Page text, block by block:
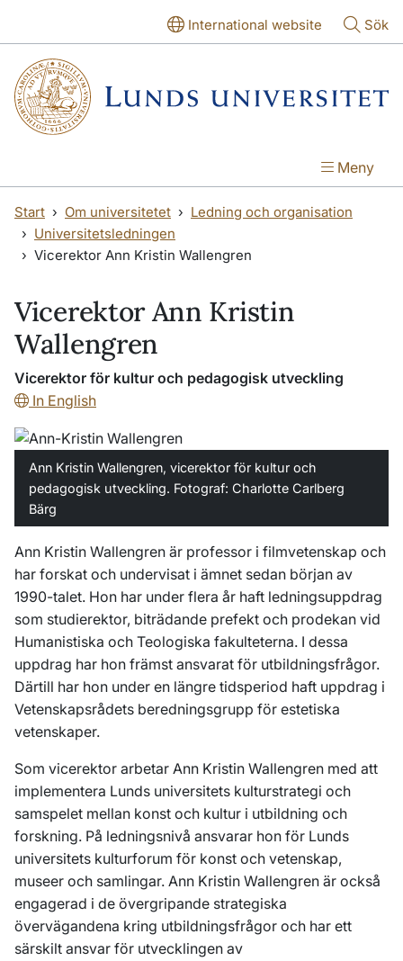
International website Sök
Meny
Start Om universitetet
Ledning och organisation
Universitetsledningen
Vicerektor Ann Kristin Wallengren
Vicerektor Ann Kristin
Wallengren
Vicerektor för kultur och pedagogisk utveckling
In English
Ann Kristin Wallengren, vicerektor för kultur och
pedagogisk utveckling. Fotograf: Charlotte Carlberg
Bärg
Ann Kristin Wallengren är professor i filmvetenskap och
har forskat och undervisat i ämnet sedan början av
1990-talet. Hon har under flera år haft ledningsuppdrag
som studierektor, biträdande prefekt och prodekan vid
Humanistiska och Teologiska fakulteterna. I dessa
uppdrag har hon främst ansvarat för utbildningsfrågor.
Därtill har hon under en längre tidsperiod haft uppdrag i
Vetenskapsrådets beredningsgrupp för estetiska
vetenskaper.
Som vicerektor arbetar Ann Kristin Wallengren med att
implementera Lunds universitets kulturstrategi och
samspelet mellan konst och kultur i utbildning och
forskning. På ledningsnivå ansvarar hon för Lunds
universitets kulturforum för konst och vetenskap,
museer och samlingar. Ann Kristin Wallengren är också
engagerad i de övergripande strategiska
övervägandena kring utbildningsfrågor och har ett
särskilt ansvar för utvecklingen av